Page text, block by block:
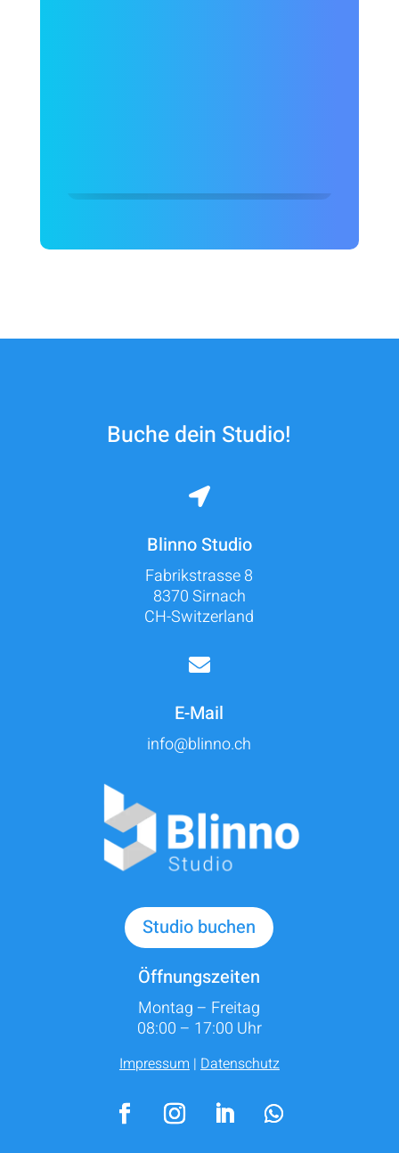
Buche dein Studio!

Blinno Studio
Fabrikstrasse 8
8370 Sirnach
CH-Switzerland

E-Mail
info@blinno.ch
Studio buchen
Öffnungszeiten
Montag – Freitag
08:00 – 17:00 Uhr
Impressum| Datenschutz